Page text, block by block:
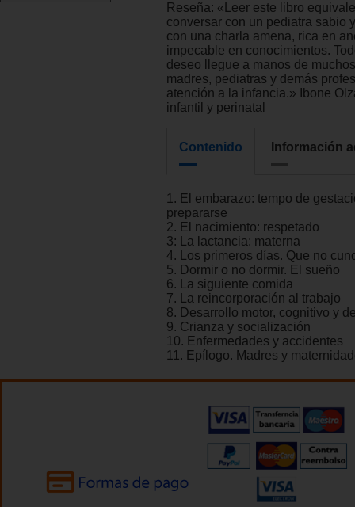
Reseña: «Leer este libro
conversar con un pediatra sabio
con una charla amena, rica en
impecable en conocimientos.
deseo llegue a manos de
madres, pediatras y demás
atención a la infancia.» Ibone
infantil y perinatal
Contenido Información
1. El embarazo: tempo de
prepararse
2. El nacimiento: respetado
3: La lactancia: materna
4. Los primeros días. Que no
5. Dormir o no dormir. El sueño
6. La siguiente comida
7. La reincorporación al trabajo
8. Desarrollo motor, cognitivo y
9. Crianza y socialización
10. Enfermedades y accidentes
11. Epílogo. Madres y